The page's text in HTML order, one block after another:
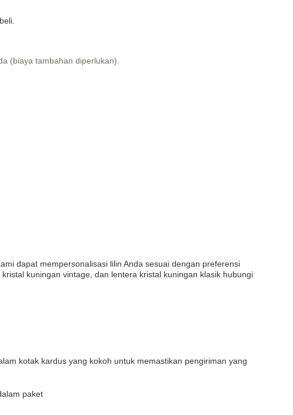
(biaya tambahan diperlukan).
dapat mempersonalisasi lilin Anda sesuai dengan preferensi
kuningan vintage, dan lentera kristal kuningan klasik hubungi
kotak kardus yang kokoh untuk memastikan pengiriman yang
paket